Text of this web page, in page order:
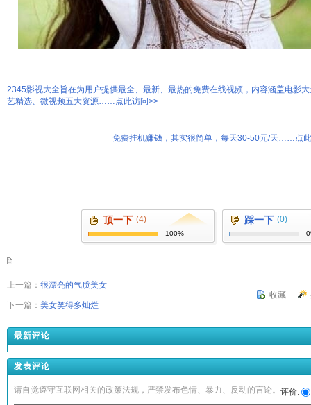
2345影视大全旨在为用户提供最全、最新、最热的免费在线视频，内容涵盖电影
艺精选、微视频五大资源……点此访问>>
免费挂机赚钱，其实很简单，每天30-50元/天……点
顶一下 (4)
100%
踩一下 (0)
上一篇： 很漂亮的气质美女
下一篇： 美女笑得多灿烂
收藏
最新评论
发表评论
请自觉遵守互联网相关的政策法规，严禁发布色情、暴力、反动的言论。 评价: